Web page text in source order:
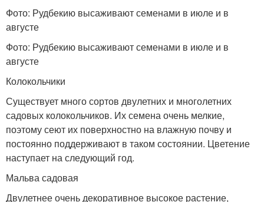
Фото: Рудбекию высаживают семенами в июле и в
августе
Фото: Рудбекию высаживают семенами в июле и в
августе
Колокольчики
Существует много сортов двулетних и многолетних
садовых колокольчиков. Их семена очень мелкие,
поэтому сеют их поверхностно на влажную почву и
постоянно поддерживают в таком состоянии. Цветение
наступает на следующий год.
Мальва садовая
Двулетнее очень декоративное высокое растение,